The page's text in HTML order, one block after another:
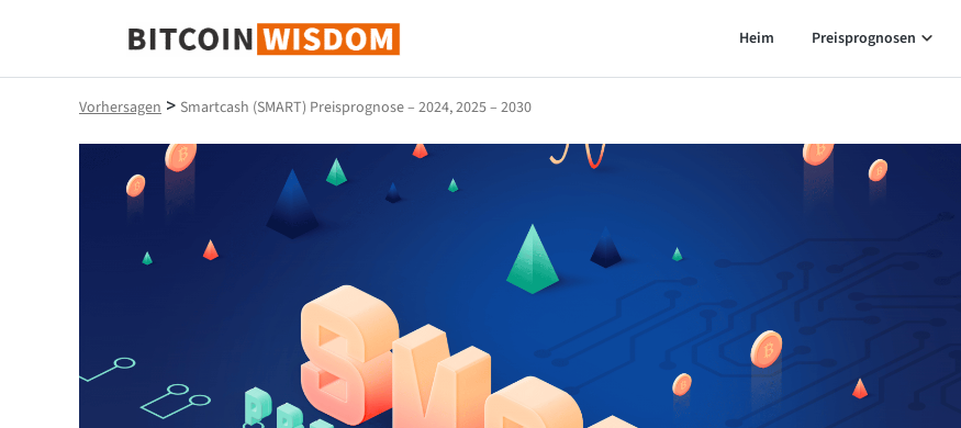
Bitcoin-Weisheit
Heim Preisprognosen
Vorhersagen > Smartcash (SMART) Preisprognose – 2024, 2025 – 2030